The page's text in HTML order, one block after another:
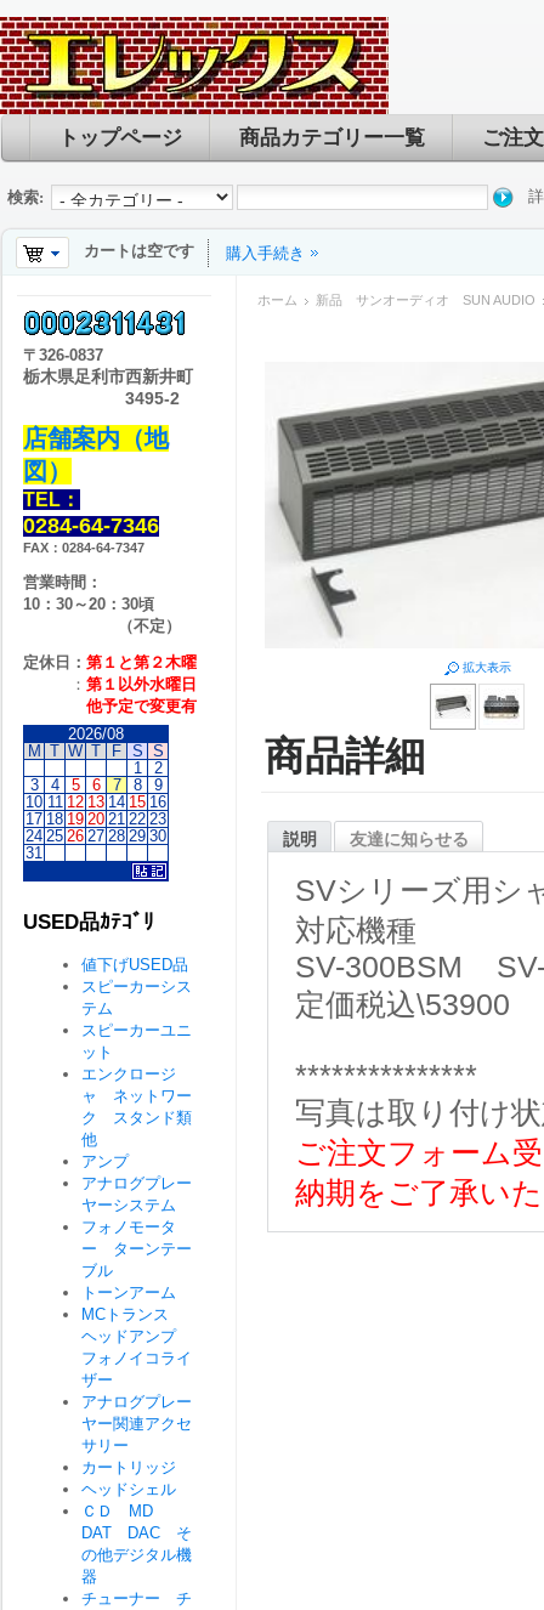
トップページ 商品カテゴリー一覧 ご注
検索:
カートは空です 購入手続き
ホーム 新品 サンオーディオ SUN AUDIO
拡大表示
商品詳細
説明 友達に知らせる
SVシリーズ用シ
対応機種
SV-300BSM
定価税込\53900
***************
写真は取り付け
ご注文フォーム
納期をご了承い
〒 326-0837
栃木県足利市西新井町
3495-2
店舗案内（地
図）
TEL：
0284-64-7346
FAX：0284-64-7347
営業時間：
10：30～20：30頃
（不定）
定休日： 第１と第２木曜
： 第１以外水曜日
他予定で変更有
2026/08
M T W T F S S
1
2
3
4 5 6 7 8
9
10 11 12 13 14 15 16
17 18 19 20 21 22 23
24 25 26 27 28 29 30
31
USED品ｶﾃｺﾞﾘ
値下げUSED品
スピーカーシス
テム
スピーカーユニ
ット
エンクロージ
ャ ネットワー
ク スタンド類
他
アンプ
アナログプレー
ヤーシステム
フォノモータ
ー ターンテー
ブル
トーンアーム
MCトランス
ヘッドアンプ
フォノイコライ
ザー
アナログプレー
ヤー関連アクセ
サリー
カートリッジ
ヘッドシェル
ＣＤ MD
DAT DAC そ
の他デジタル機
器
チューナー チ